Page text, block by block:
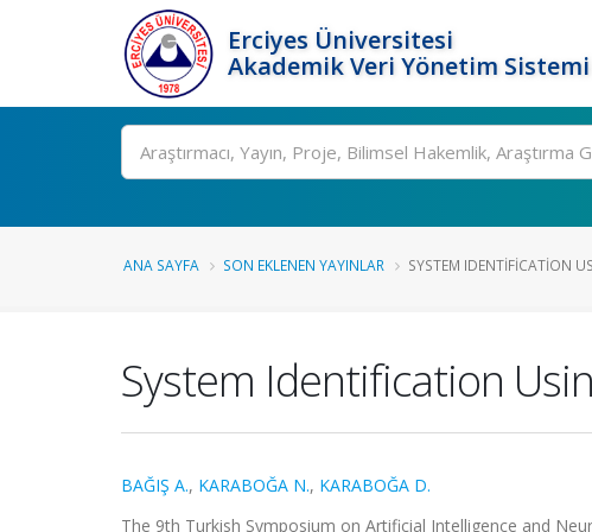
Erciyes Üniversitesi
Akademik Veri Yönetim Sistemi
Ara
ANA SAYFA SON EKLENEN YAYINLAR SYSTEM IDENTIFICATION
System Identification
BAĞIŞ A., KARABOĞA N., KARABOĞA D.
The 9th Turkish Symposium on Artificial Intelligence and